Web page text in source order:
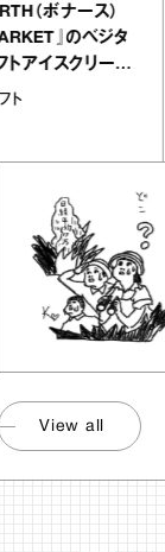
（ボナース）
MARKET』のベジタ
ラフトアイスクリー
知子の「おいしいギ
ギフト
View all